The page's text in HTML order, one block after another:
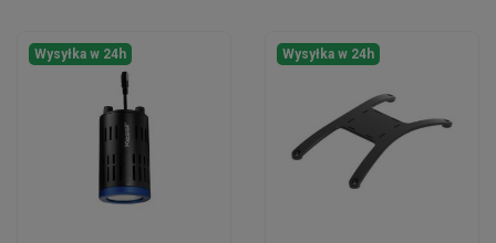
Wysyłka w 24h Wysyłka w 24h